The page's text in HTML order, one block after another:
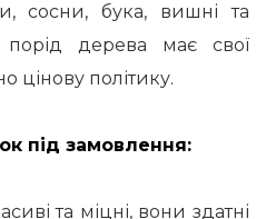
сосни, бука, вишні та
дерева має свої
цінову політику.
під замовлення:
та міцні, вони здатні